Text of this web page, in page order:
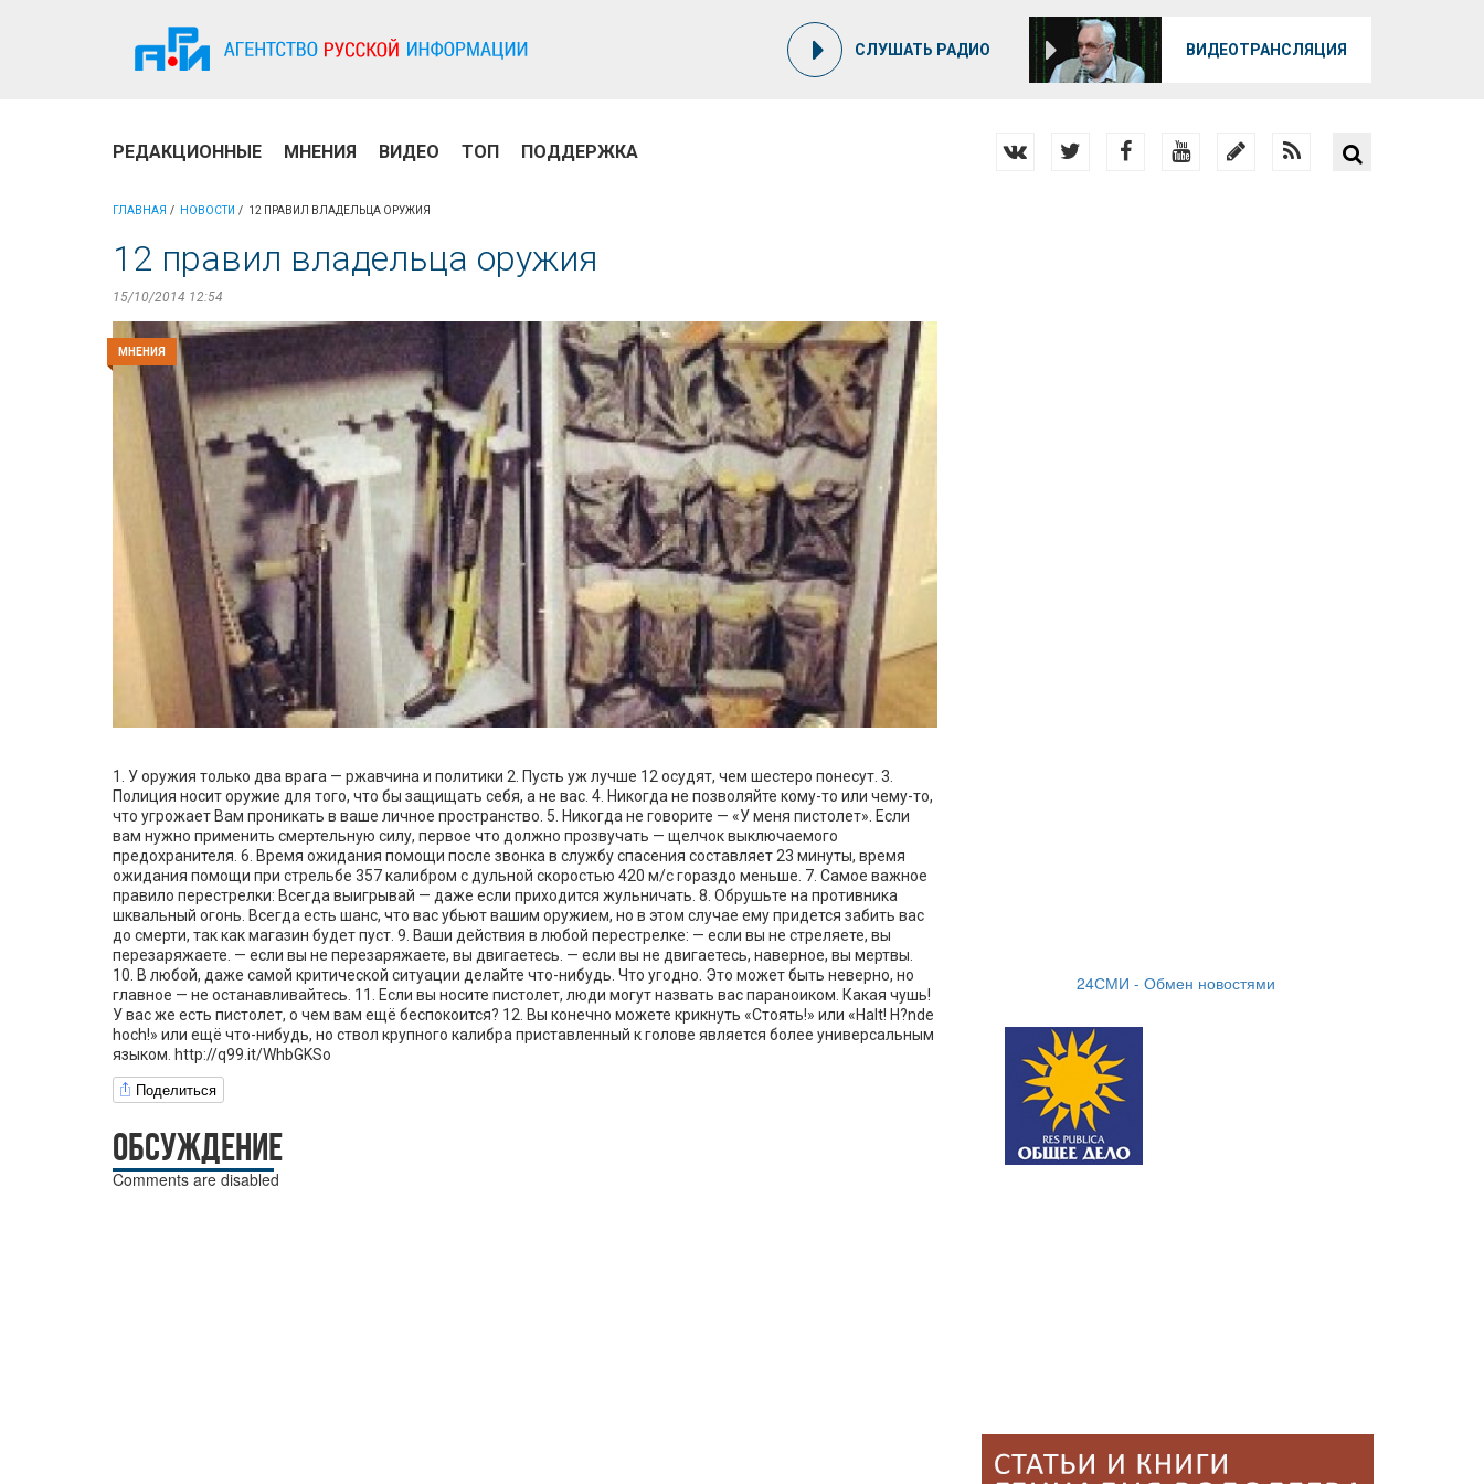
СЛУШАТЬ РАДИО ВИДЕОТРАНСЛЯЦИЯ
РЕДАКЦИОННЫЕ МНЕНИЯ ВИДЕО ТОП ПОДДЕРЖКА
ГЛАВНАЯ НОВОСТИ 12 ПРАВИЛ ВЛАДЕЛЬЦА ОРУЖИЯ
12 правил владельца оружия
15/10/2014 12:54
МНЕНИЯ
1. У оружия только два врага — ржавчина и политики 2. Пусть уж лучше 12 осудят, чем шестеро понесут. 3.
Полиция носит оружие для того, что бы защищать себя, а не вас. 4. Никогда не позволяйте кому-то или чему-то,
что угрожает Вам проникать в ваше личное пространство. 5. Никогда не говорите — «У меня пистолет». Если
вам нужно применить смертельную силу, первое что должно прозвучать — щелчок выключаемого
предохранителя. 6. Время ожидания помощи после звонка в службу спасения составляет 23 минуты, время
ожидания помощи при стрельбе 357 калибром с дульной скоростью 420 м/с гораздо меньше. 7. Самое важное
правило перестрелки: Всегда выигрывай — даже если приходится жульничать. 8. Обрушьте на противника
шквальный огонь. Всегда есть шанс, что вас убьют вашим оружием, но в этом случае ему придется забить вас
до смерти, так как магазин будет пуст. 9. Ваши действия в любой перестрелке: — если вы не стреляете, вы
перезаряжаете. — если вы не перезаряжаете, вы двигаетесь. — если вы не двигаетесь, наверное, вы мертвы.
10. В любой, даже самой критической ситуации делайте что-нибудь. Что угодно. Это может быть неверно, но
главное — не останавливайтесь. 11. Если вы носите пистолет, люди могут назвать вас параноиком. Какая чушь!
У вас же есть пистолет, о чем вам ещё беспокоится? 12. Вы конечно можете крикнуть «Стоять!» или «Halt! H?nde
hoch!» или ещё что-нибудь, но ствол крупного калибра приставленный к голове является более универсальным
языком. http://q99.it/WhbGKSo
Поделиться
ОБСУЖДЕНИЕ
Comments are disabled
24СМИ - Обмен новостями